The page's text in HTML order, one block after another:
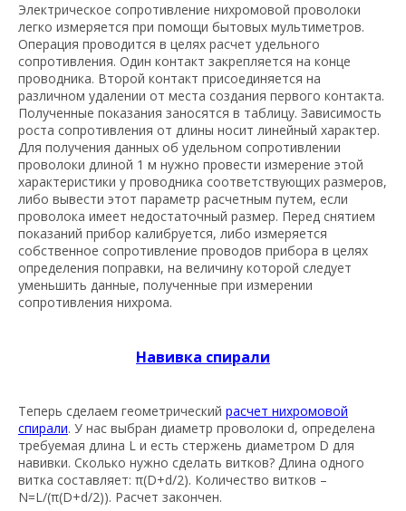
Электрическое сопротивление нихромовой проволоки
легко измеряется при помощи бытовых мультиметров.
Операция проводится в целях расчет удельного
сопротивления. Один контакт закрепляется на конце
проводника. Второй контакт присоединяется на
различном удалении от места создания первого контакта.
Полученные показания заносятся в таблицу. Зависимость
роста сопротивления от длины носит линейный характер.
Для получения данных об удельном сопротивлении
проволоки длиной 1 м нужно провести измерение этой
характеристики у проводника соответствующих размеров,
либо вывести этот параметр расчетным путем, если
проволока имеет недостаточный размер. Перед снятием
показаний прибор калибруется, либо измеряется
собственное сопротивление проводов прибора в целях
определения поправки, на величину которой следует
уменьшить данные, полученные при измерении
сопротивления нихрома.
Навивка спирали
Теперь сделаем геометрический расчет нихромовой
спирали. У нас выбран диаметр проволоки d, определена
требуемая длина L и есть стержень диаметром D для
навивки. Сколько нужно сделать витков? Длина одного
витка составляет: π(D+d/2). Количество витков –
N=L/(π(D+d/2)). Расчет закончен.